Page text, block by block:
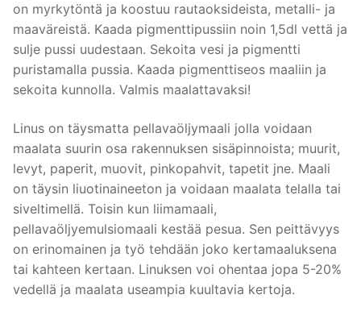
on myrkytöntä ja koostuu rautaoksideista, metalli- ja
maaväreistä. Kaada pigmenttipussiin noin 1,5dl vettä ja
sulje pussi uudestaan. Sekoita vesi ja pigmentti
puristamalla pussia. Kaada pigmenttiseos maaliin ja
sekoita kunnolla. Valmis maalattavaksi!
Linus on täysmatta pellavaöljymaali jolla voidaan
maalata suurin osa rakennuksen sisäpinnoista; muurit,
levyt, paperit, muovit, pinkopahvit, tapetit jne. Maali
on täysin liuotinaineeton ja voidaan maalata telalla tai
siveltimellä. Toisin kun liimamaali,
pellavaöljyemulsiomaali kestää pesua. Sen peittävyys
on erinomainen ja työ tehdään joko kertamaaluksena
tai kahteen kertaan. Linuksen voi ohentaa jopa 5-20%
vedellä ja maalata useampia kuultavia kertoja.